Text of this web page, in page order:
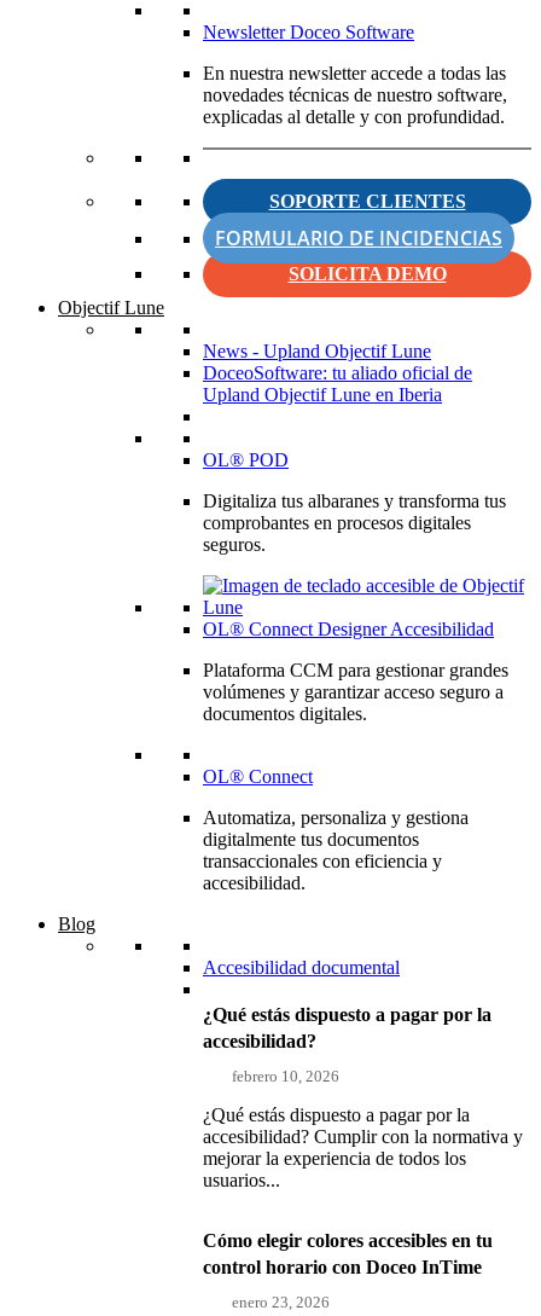
Newsletter Doceo Software
En nuestra newsletter accede a todas las
novedades técnicas de nuestro software,
explicadas al detalle y con profundidad.
SOPORTE CLIENTES
FORMULARIO DE INCIDENCIAS
SOLICITA DEMO
Objectif Lune
News - Upland Objectif Lune
DoceoSoftware: tu aliado oficial de
Upland Objectif Lune en Iberia
OL® POD
Digitaliza tus albaranes y transforma tus
comprobantes en procesos digitales
seguros.
OL® Connect Designer Accesibilidad
Plataforma CCM para gestionar grandes
volúmenes y garantizar acceso seguro a
documentos digitales.
OL® Connect
Automatiza, personaliza y gestiona
digitalmente tus documentos
transaccionales con eficiencia y
accesibilidad.
Blog
Accesibilidad documental
¿Qué estás dispuesto a pagar por la
accesibilidad?
febrero 10, 2026
¿Qué estás dispuesto a pagar por la
accesibilidad? Cumplir con la normativa y
mejorar la experiencia de todos los
usuarios...
Cómo elegir colores accesibles en tu
control horario con Doceo InTime
enero 23, 2026